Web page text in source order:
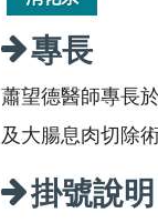
專長
蕭望德醫師專長
及大腸息肉切除
掛號說明